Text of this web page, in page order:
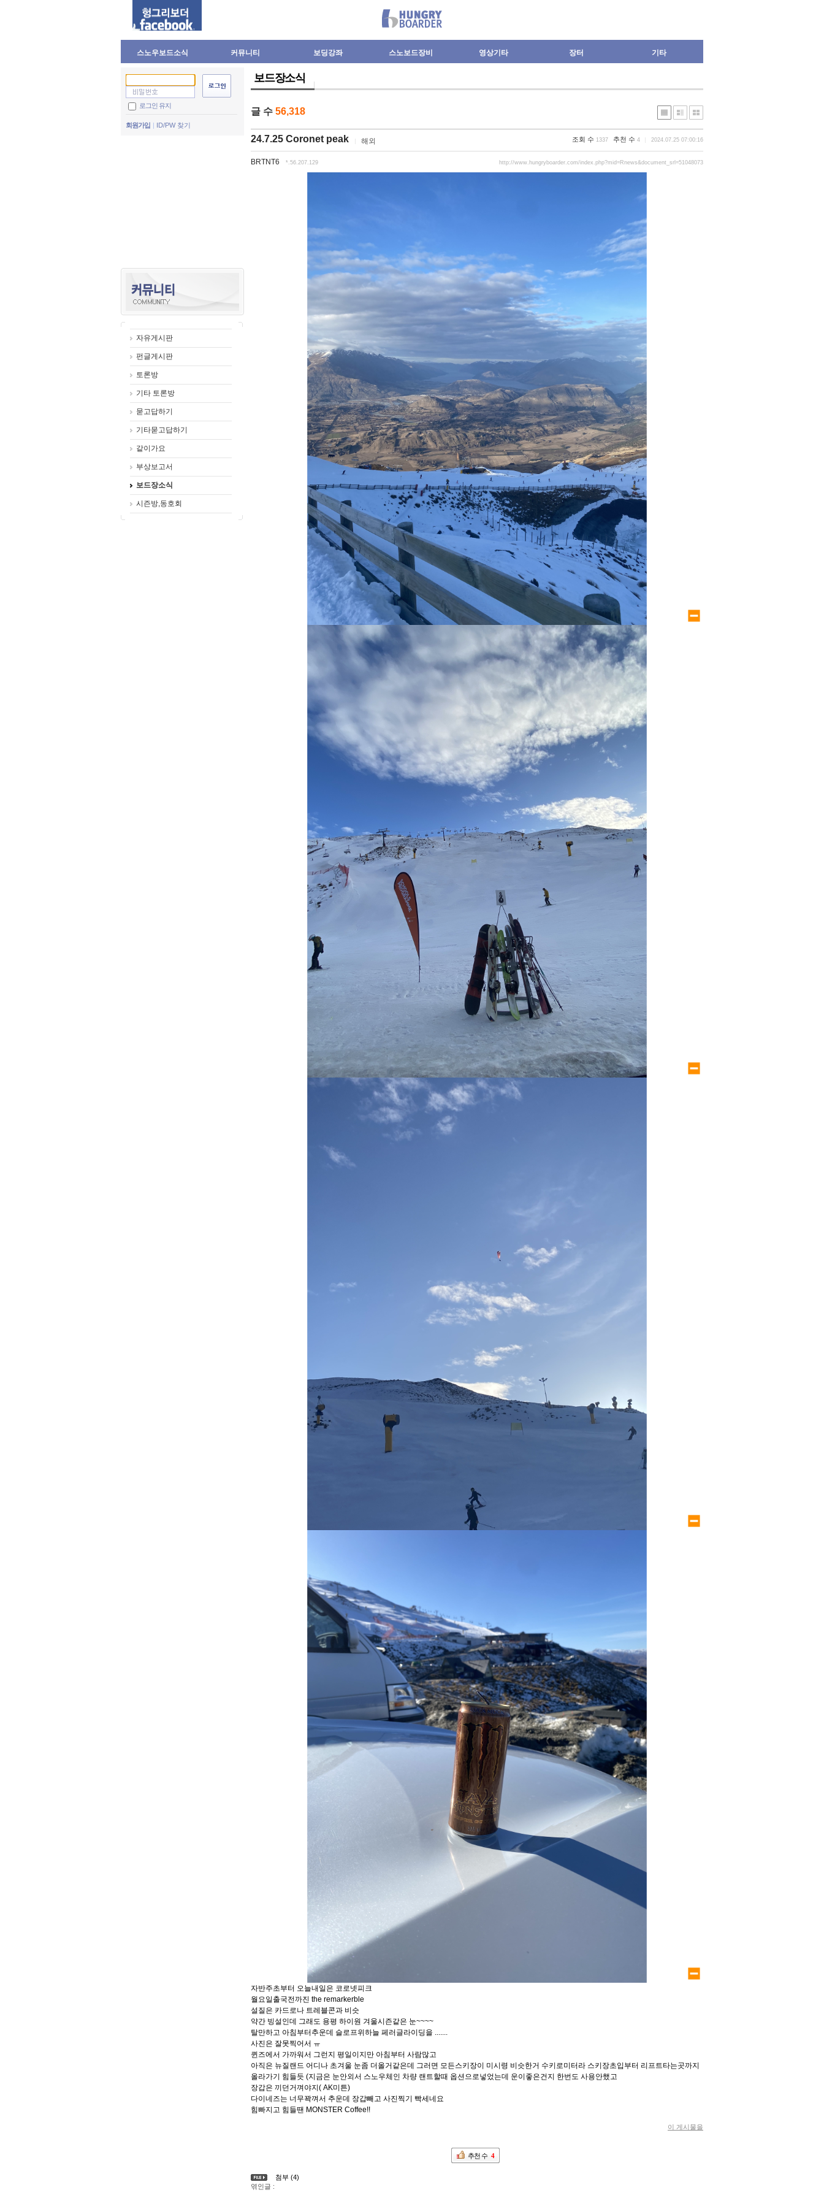
스노우보드소식 커뮤니티 보딩강좌 스노보드장비 영상기타 장터 기타
로그인 유지
회원가입 ID/PW 찾기
자유게시판
펀글게시판
토론방
기타 토론방
묻고답하기
기타묻고답하기
같이가요
부상보고서
보드장소식
시즌방,동호회
보드장소식
글 수 56,318
24.7.25 Coronet peak 해외 조회 수 1337 추천 수 4 2024.07.25 07:00:16
BRTNT6 *.56.207.129 http://www.hungryboarder.com/index.php?mid=Rnews&document_srl=51048073
자반주초부터 오늘내일은 코로넷피크
월요일출국전까진 the remarkerble
설질은 카드로나 트레블콘과 비슷
약간 빙설인데 그래도 용평 하이원 겨울시즌같은 눈~~~~
탈만하고 아침부터추운데 슬로프위하늘 페러글라이딩을 .......
사진은 잘못찍어서 ㅠ
퀸즈에서 가까워서 그런지 평일이지만 아침부터 사람많고
아직은 뉴질랜드 어디나 초겨울 눈좀 더올거같은데 그러면 모든스키장이 미시령 비슷한거 수키로미터라 스키장초입부터 리프트타는곳까지
올라가기 힘들듯 (지금은 눈안외서 스노우체인 차량 랜트할때 옵션으로넣었는데 운이좋은건지 한번도 사용안했고
장갑은 끼던거껴야지( AK미튼)
다이네즈는 너무꽉껴서 추운데 장갑빼고 사진찍기 빡세네요
힘빠지고 힘들땐 MONSTER Coffee!!
이 게시물을
추천 수 4
첨부 (4)
엮인글 :